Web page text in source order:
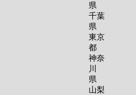
県
千葉
県
東京
都
神奈
川
県
山梨